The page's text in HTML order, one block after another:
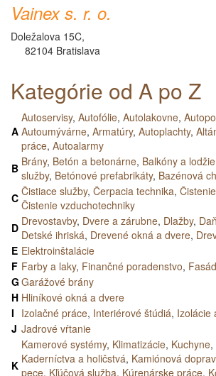
Vainex s. r. o.
Doležalova 15C,
82104 Bratislava
Kategórie od A po Z
A
Autoservisy, Autofólie, Autolakovne,
Autoumývárne, Armatúry, Autoplachty,
práce, Autoalarmy
B Brány, Betón a betonárne, Balkóny a lodžie
služby, Betónové prefabrikáty, Bazénová
C Čistiace služby, Čerpacia technika,
Čistenie vzduchotechniky
D Drevostavby, Dvere a zárubne, Dlažby,
Detské ihriská, Drevené okná a dvere,
E Elektroinštalácie
F Farby a laky, Finančné poradenstvo,
G Garážové brány
H Hliníkové okná a dvere
I Izolačné práce, Interiérové štúdiá, Izolácie
J Jadrové vŕtanie
K
Kamerové systémy, Klimatizácie, Kuchyne,
Kaderníctva a holičstvá, Kamiónová
pece, Kľúčová služba, Kúrenárske práce,